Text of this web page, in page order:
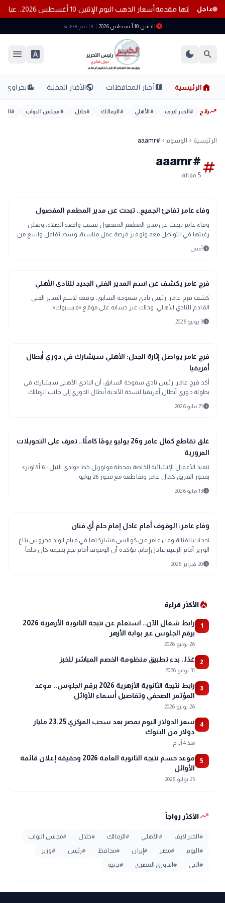
عاجل أسعار الذهب اليوم الإثنين 10 أغسطس 2026.. عيار 21 عند 6125 جنيهًا
scheduleالاثنين 10 أغسطس 2026 ٢٧ صفر ١٤٤٨ هـ
search
dark_mode
font_download
menu
home الرئيسية mapأخبار المحافظات publicالأخبار المحلية location_cityبحراوي
trending_upرائج #الخبر لايف #الأهلي #الزمالك #خلال #مجلس النواب #
الرئيسية chevron_left الوسوم chevron_left
#aaamr
tag
#aaamr
5 مقالة
interests
منوعات
وفاء عامر تفاجئ الجميع.. تبحث عن مدير المطعم المفصول
وفاء عامر تبحث عن مدير المطعم المفصول بسبب واقعة الصلاة، وتعلن
رغبتها في التواصل معه وتوفير فرصة عمل مناسبة، وسط تفاعل واسع من
الجمهور
scheduleأمس
sports_soccer
رياضة
فرج عامر يكشف عن اسم المدير الفني الجديد للنادي الأهلي
كشف فرج عامر، رئيس نادي سموحة السابق، توقعه لاسم المدير الفني
القادم للنادي الأهلي، وذلك عبر حسابه على موقع «فيسبوك».
schedule3 يونيو 2026
sports_soccer
رياضة
فرج عامر يواصل إثارة الجدل: الأهلي سيشارك في دوري أبطال
أفريقيا
أكد فرج عامر، رئيس نادي سموحة السابق، أن النادي الأهلي سيشارك في
بطولة دوري أبطال أفريقيا لنسخة الأندية أبطال الدوري إلى جانب الزمالك
وبيراميدز، مشيرًا إلى أن مشاركة الأهلي قد لا تتأثر بترتيبه في جدول الدوري
المصري.
schedule21 مايو 2026
public
الأخبار المحلية
غلق تقاطع كمال عامر و26 يوليو يومًا كاملًا.. تعرف على التحويلات
المرورية
تنفيذ الأعمال الإنشائية الخاصة بمحطة مونوريل خط «وادى النيل - 6 أكتوبر»
بمحور الفريق كمال عامر وتقاطعه مع محور 26 يوليو
schedule13 مايو 2026
interests
منوعات
وفاء عامر: الوقوف أمام عادل إمام حلم أي فنان
تحدثت الفنانة وفاء عامر عن كواليس مشاركتها في فيلم الواد محروس بتاع
الوزير أمام الزعيم عادل إمام، مؤكدة أن الوقوف أمام نجم بحجمه كان حلماً
لأي فنانة ف
schedule20 فبراير 2026
local_fire_departmentالأكثر قراءة
1
رابط شغال الآن.. استعلم عن نتيجة الثانوية الأزهرية 2026
برقم الجلوس عبر بوابة الأزهر
26 يوليو 2026
2 غدًا.. بدء تطبيق منظومة الخصم المباشر للخبز
31 يوليو 2026
3
رابط نتيجة الثانوية الأزهرية 2026 برقم الجلوس.. موعد
المؤتمر الصحفي وتفاصيل أسماء الأوائل
26 يوليو 2026
4
سعر الدولار اليوم بمصر بعد سحب المركزي 23.25 مليار
دولار من البنوك
منذ 4 أيام
5
موعد حسم نتيجة الثانوية العامة 2026 وحقيقة إعلان قائمة
الأوائل
25 يوليو 2026
trending_upالأكثر رواجاً
# الخبر لايف #الأهلي #الزمالك #خلال #مجلس النواب
# اليوم #مصر #إيران #محافظ #رئيس #وزير
# التي #الدوري المصري #جنيه